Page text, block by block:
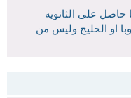
من دمهور البحيرة 33 عاما حاصل على الثانويه
او الخليج وليس من